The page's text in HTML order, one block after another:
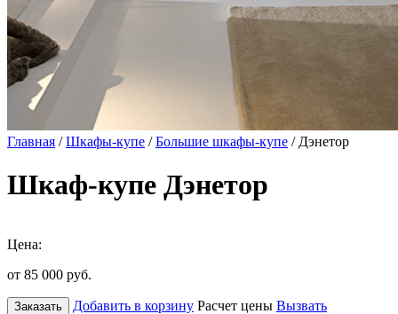
Главная /Шкафы-купе /Большие шкафы-купе / Дэнетор
Шкаф-купе Дэнетор
Цена:
от 85 000 руб.
Заказать Добавить в корзину Расчет цены Вызвать